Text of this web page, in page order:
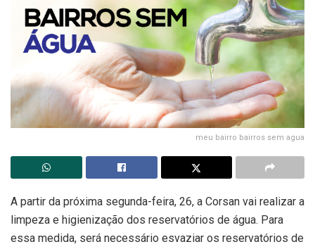
meu bairro bairros sem agua
A partir da próxima segunda-feira, 26, a Corsan vai realizar a
limpeza e higienização dos reservatórios de água. Para
essa medida, será necessário esvaziar os reservatórios de